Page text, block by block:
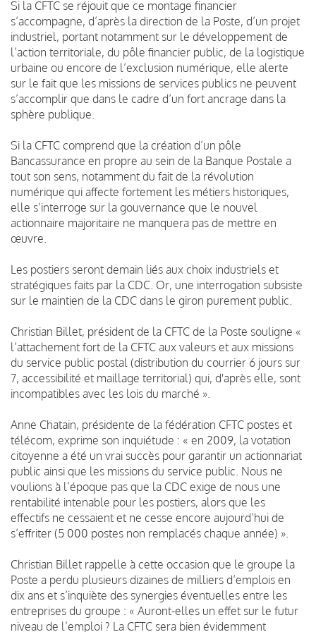
Si la CFTC se réjouit que ce montage financier
s’accompagne, d’après la direction de la Poste, d’un projet
industriel, portant notamment sur le développement de
l’action territoriale, du pôle financier public, de la logistique
urbaine ou encore de l’exclusion numérique, elle alerte
sur le fait que les missions de services publics ne peuvent
s’accomplir que dans le cadre d’un fort ancrage dans la
sphère publique.
Si la CFTC comprend que la création d’un pôle
Bancassurance en propre au sein de la Banque Postale a
tout son sens, notamment du fait de la révolution
numérique qui affecte fortement les métiers historiques,
elle s’interroge sur la gouvernance que le nouvel
actionnaire majoritaire ne manquera pas de mettre en
œuvre.
Les postiers seront demain liés aux choix industriels et
stratégiques faits par la CDC. Or, une interrogation subsiste
sur le maintien de la CDC dans le giron purement public.
Christian Billet, président de la CFTC de la Poste souligne «
l’attachement fort de la CFTC aux valeurs et aux missions
du service public postal (distribution du courrier 6 jours sur
7, accessibilité et maillage territorial) qui, d'après elle, sont
incompatibles avec les lois du marché ».
Anne Chatain, présidente de la fédération CFTC postes et
télécom, exprime son inquiétude : « en 2009, la votation
citoyenne a été un vrai succès pour garantir un actionnariat
public ainsi que les missions du service public. Nous ne
voulions à l’époque pas que la CDC exige de nous une
rentabilité intenable pour les postiers, alors que les
effectifs ne cessaient et ne cesse encore aujourd’hui de
s’effriter (5 000 postes non remplacés chaque année) ».
Christian Billet rappelle à cette occasion que le groupe la
Poste a perdu plusieurs dizaines de milliers d’emplois en
dix ans et s’inquiète des synergies éventuelles entre les
entreprises du groupe : « Auront-elles un effet sur le futur
niveau de l’emploi ? La CFTC sera bien évidemment